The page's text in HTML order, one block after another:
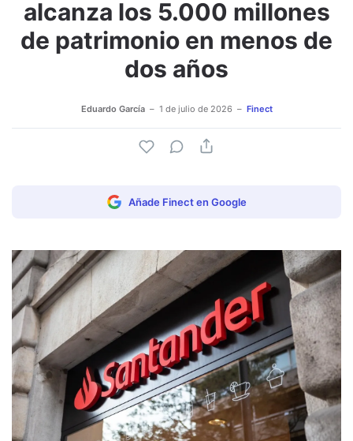
alcanza los 5.000 millones
de patrimonio en menos de
dos años
Eduardo García 1 de julio de 2026 Finect
Añade Finect en Google